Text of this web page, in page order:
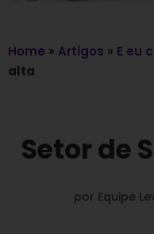
Home » Artigos » E eu
alta
Setor de
por Equipe